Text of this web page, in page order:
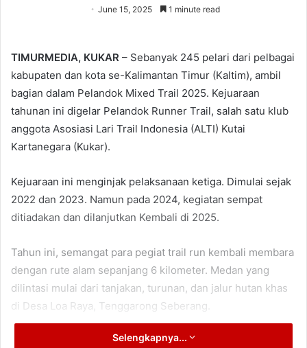
June 15, 2025 1 minute read
TIMURMEDIA, KUKAR – Sebanyak 245 pelari dari pelbagai
kabupaten dan kota se-Kalimantan Timur (Kaltim), ambil
bagian dalam Pelandok Mixed Trail 2025. Kejuaraan
tahunan ini digelar Pelandok Runner Trail, salah satu klub
anggota Asosiasi Lari Trail Indonesia (ALTI) Kutai
Kartanegara (Kukar).
Kejuaraan ini menginjak pelaksanaan ketiga. Dimulai sejak
2022 dan 2023. Namun pada 2024, kegiatan sempat
ditiadakan dan dilanjutkan Kembali di 2025.
Tahun ini, semangat para pegiat trail run kembali membara
dengan rute alam sepanjang 6 kilometer. Medan yang
dilintasi mulai dari tanjakan, turunan, dan jalur hutan khas
di Desa Loa Raya, Tenggarong Seberang.
Peserta terbagi dalam sejumlah kategori. Yaitu umum
Selengkapnya...